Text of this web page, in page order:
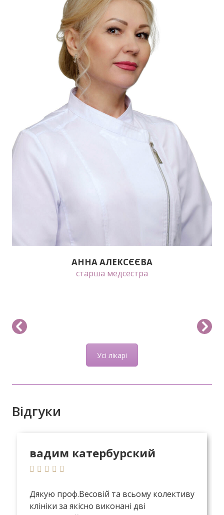
старша медсестра
Відгуки
вадим катербурский
клініки за якісно виконані дві
операції.найвища оцінка!